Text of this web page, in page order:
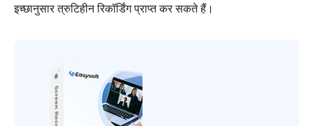
इच्छानुसार त्रुटिहीन रिकॉर्डिंग प्राप्त कर सकते हैं।